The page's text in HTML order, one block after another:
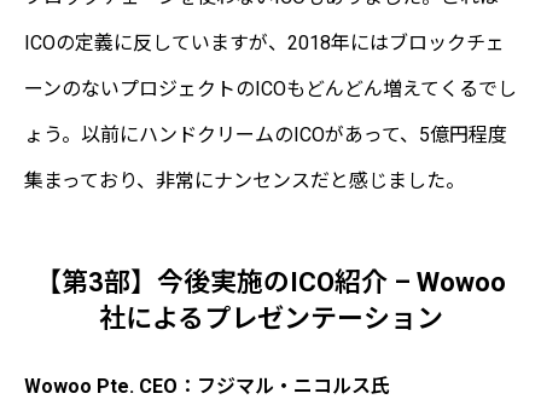
ICOの定義に反していますが、2018年にはブロックチェ
ーンのないプロジェクトのICOもどんどん増えてくるでし
ょう。以前にハンドクリームのICOがあって、5億円程度
集まっており、非常にナンセンスだと感じました。
【第3部】今後実施のICO紹介 – Wowoo
社によるプレゼンテーション
Wowoo Pte. CEO：フジマル・ニコルス氏